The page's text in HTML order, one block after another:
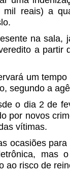
reais) a
na sala,
a partir
um
segundo a
o dia 2 de
por novos
vítimas.
ocasiões
mas
ao risco de